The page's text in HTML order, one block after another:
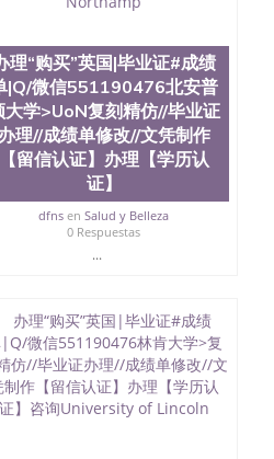
统计学、美术、电子工
场营销、机械工程、计算
办理信息，给出操作方
预约递交时间，公司人员陪
户 6、客户确认收到结果，
结构（包括：水印，阴影
射，紫外荧光，温感，复印
学校留学中介， 同时能做
，录取通知书，在读证明
小，纸张材质，防伪技术
证合理定价的同时，坚持
问：Sam q/微
证、成绩单、文凭、学历
凭、文凭毕业证、毕业证
学历认证、文凭认证学位
文凭学历、加拿大文凭学
San Jose State
毕业证（San Jose State
理“购买”英国|毕业证#成绩
|Q/微信551190476北安普
大学>UoN复刻精仿//毕业证
办理//成绩单修改//文凭制作
【留信认证】办理【学历认
证】
dfns enSalud y Belleza
0 Respuestas
...